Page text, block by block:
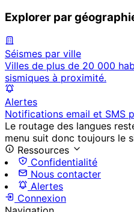
Explorer par
Séismes par ville
Villes de plus de 20 000
sismiques à proximité.
Alertes
Notifications email et SMS
Le routage des langues
menu suit donc toujours le
Ressources
Confidentialité
Nous contacter
Alertes
Connexion